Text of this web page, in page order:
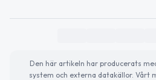
Den här artikeln har producerats
system och externa datakällor. Vårt